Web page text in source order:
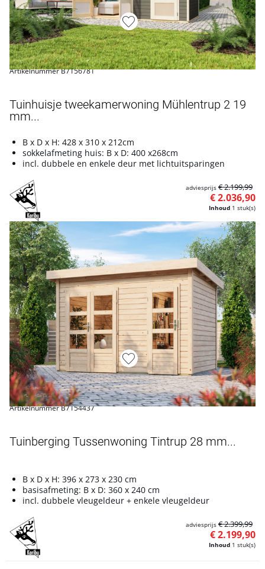
Artikelnummer B7156781
Tuinhuisje tweekamerwoning Mühlentrup 2 19
mm...
B x D x H: 428 x 310 x 212cm
sokkelafmeting huis: B x D: 400 x268cm
incl. dubbele en enkele deur met lichtuitsparingen
Inhoud 1 stuk(s)
€ 2.036,90
adviesprijs € 2.199,99
Artikelnummer B7154437
Tuinberging Tussenwoning Tintrup 28 mm...
B x D x H: 396 x 273 x 230 cm
basisafmeting: B x D: 360 x 240 cm
incl. dubbele vleugeldeur + enkele vleugeldeur
Inhoud 1 stuk(s)
€ 2.199,90
adviesprijs € 2.399,99